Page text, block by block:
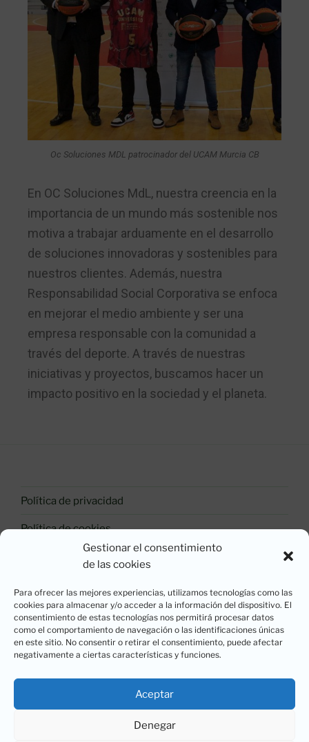
Gestionar el consentimiento
de las cookies
Para ofrecer las mejores experiencias, utilizamos tecnologías como las
cookies para almacenar y/o acceder a la información del dispositivo. El
consentimiento de estas tecnologías nos permitirá procesar datos
como el comportamiento de navegación o las identificaciones únicas
en este sitio. No consentir o retirar el consentimiento, puede afectar
negativamente a ciertas características y funciones.
Aceptar
Denegar
Oc Soluciones MDL patrocinador del UCAM Murcia CB
En OC Soluciones MdL, nuestra creencia en la
importancia de un mundo más sostenible nos
motiva a trabajar arduamente en el desarrollo
de soluciones innovadoras y sostenibles para
nuestros clientes. Además, nuestra
Responsabilidad Social Corporativa se enfoca
en mejorar el medio ambiente y ser una
empresa responsable con la comunidad a
través del deporte. A través de nuestras
iniciativas y proyectos, buscamos hacer un
impacto positivo en la sociedad y el planeta.
Política de privacidad
Política de cookies
Copyright OC Soluciones MdL | Diseño y
mantenimiento web porIns■lito